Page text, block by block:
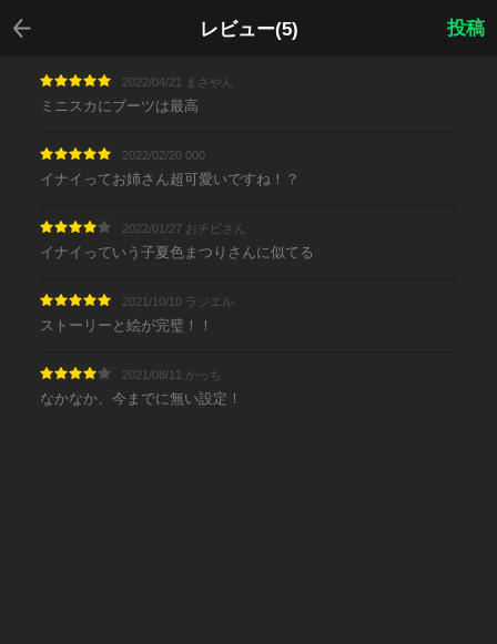
レビュー(5)
戻る
投稿
2022/04/21 まさやん
ミニスカにブーツは最高
2022/02/20 000
イナイってお姉さん超可愛いですね！？
2022/01/27 おチビさん
イナイっていう子夏色まつりさんに似てる
2021/10/10 ラジエル
ストーリーと絵が完璧！！
2021/08/11 かっち
なかなか、今までに無い設定！